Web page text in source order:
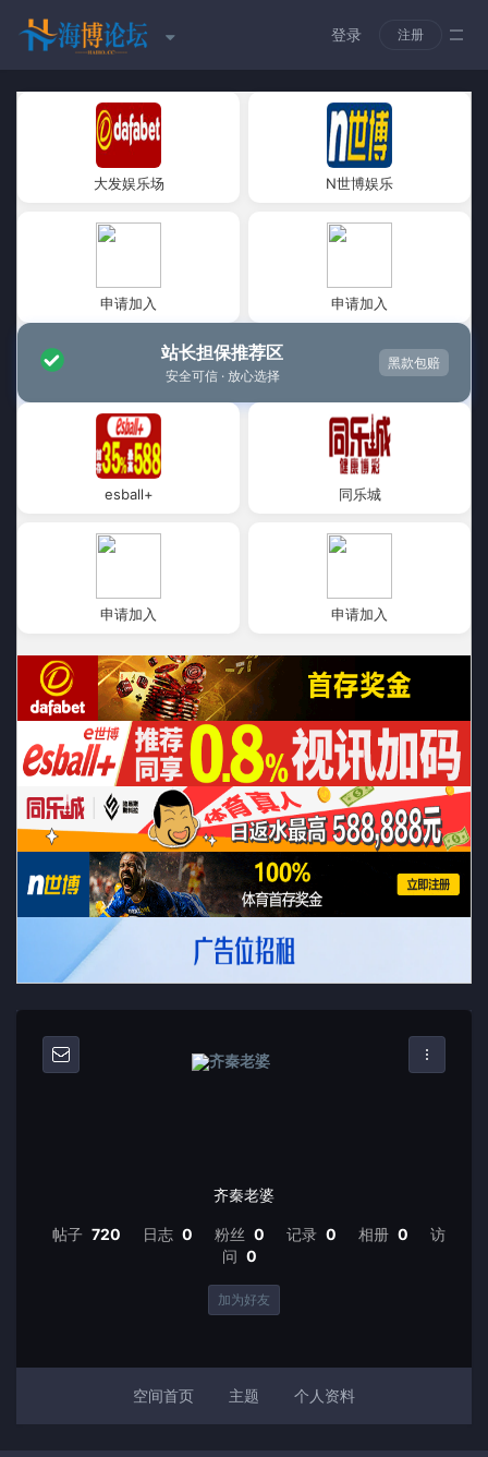
登录 注册
大发娱乐场 N世博娱乐
申请加入 申请加入
站长担保推荐区
安全可信 · 放心选择
黑款包赔
esball+ 同乐城
申请加入 申请加入
齐秦老婆
帖子 720 日志 0 粉丝 0 记录 0 相册 0
访
问 0
加为好友
空间首页 主题 个人资料